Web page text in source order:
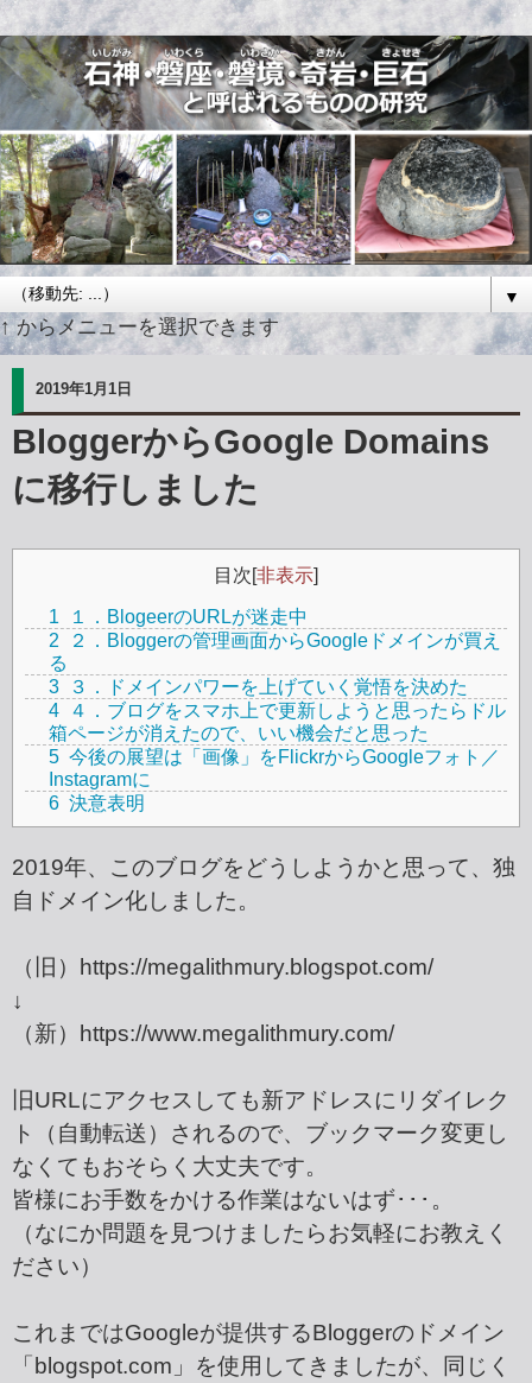
▼
↑ からメニューを選択できます
2019年1月1日
BloggerからGoogle Domains
に移行しました
目次[非表示]
1
１．BlogeerのURLが迷走中
2
２．Bloggerの管理画面からGoogleドメインが買え
る
3
３．ドメインパワーを上げていく覚悟を決めた
4
４．ブログをスマホ上で更新しようと思ったらドル
箱ページが消えたので、いい機会だと思った
5 今後の展望は「画像」をFlickrからGoogleフォト／
Instagramに
6 決意表明
2019年、このブログをどうしようかと思って、独
自ドメイン化しました。
（旧）https://megalithmury.blogspot.com/
↓
（新）https://www.megalithmury.com/
旧URLにアクセスしても新アドレスにリダイレク
ト（自動転送）されるので、ブックマーク変更し
なくてもおそらく大丈夫です。
皆様にお手数をかける作業はないはず･･･。
（なにか問題を見つけましたらお気軽にお教えく
ださい）
これまではGoogleが提供するBloggerのドメイン
「blogspot.com」を使用してきましたが、同じく